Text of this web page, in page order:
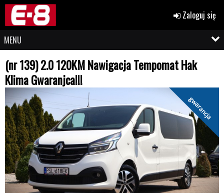
Zaloguj się
MENU
(nr 139) 2.0 120KM Nawigacja Tempomat Hak
Klima Gwaranjca!!!
gwarancja